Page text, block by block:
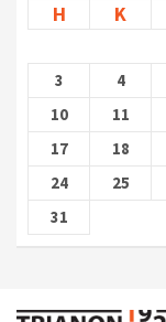
H K
3
4
10
11
17
18
24
25
31